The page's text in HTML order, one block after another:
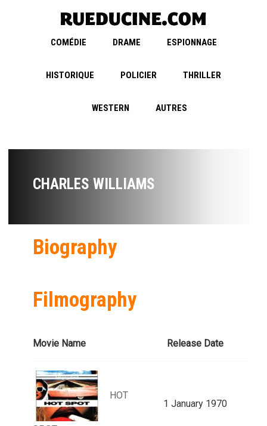
COMÉDIE DRAME ESPIONNAGE
HISTORIQUE POLICIER THRILLER
WESTERN AUTRES
CHARLES WILLIAMS
Biography
Filmography
Movie Name Release Date
HOT
1 January 1970